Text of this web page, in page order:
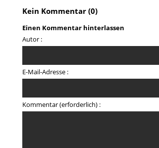
Kein Kommentar (0)
Einen Kommentar hinterlassen
Autor :
E-Mail-Adresse :
Kommentar (erforderlich) :